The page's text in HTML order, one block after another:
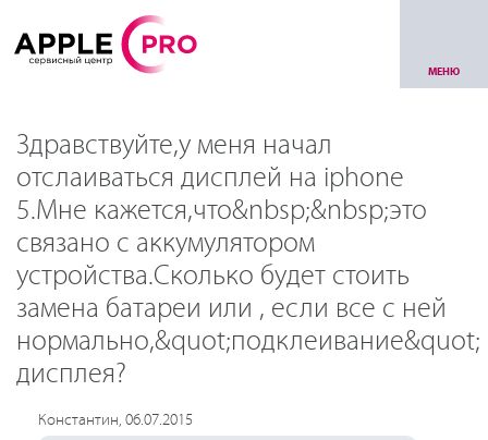
МЕНЮ
Здравствуйте,у меня начал
отслаиваться дисплей на iphone
5.Мне кажется,что&nbsp;&nbsp;это
связано с аккумулятором
устройства.Сколько будет стоить
замена батареи или , если все с ней
нормально,&quot;подклеивание&quot;
дисплея?
Константин, 06.07.2015